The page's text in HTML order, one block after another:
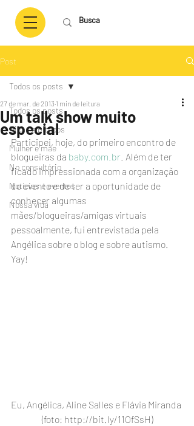
Post
Todos os posts
Dicas e pitacos
Mulher e mãe
No consultório
Notícias e eventos
Nossa vida
Todos os posts
Um talk show muito
especial
27 de mar. de 2013 1 min de leitura
Participei, hoje, do primeiro encontro de
blogueiras da baby.com.br . Além de ter
ficado impressionada com a organização
do evento e de ter a oportunidade de
conhecer algumas
mães/blogueiras/amigas virtuais
pessoalmente, fui entrevistada pela
Angélica sobre o blog e sobre autismo.
Yay!
Eu, Angélica, Aline Salles e Flávia Miranda
(foto: http://bit.ly/11OfSsH)